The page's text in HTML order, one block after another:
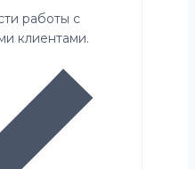
работы с
клиентами.